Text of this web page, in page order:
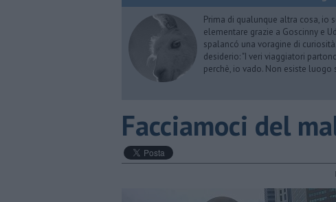
Prima di qualunque altra cosa, io
elementare grazie a Goscinny e
spalancó una voragine di
desiderio: "I veri viaggiatori
perchè, io vado. Non esiste
Facciamoci del